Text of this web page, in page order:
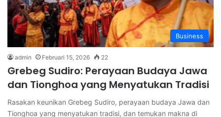
Business
admin Februari 15, 2026 22
Grebeg Sudiro: Perayaan Budaya Jawa
dan Tionghoa yang Menyatukan Tradisi
Rasakan keunikan Grebeg Sudiro, perayaan budaya Jawa dan
Tionghoa yang menyatukan tradisi, dan temukan makna di